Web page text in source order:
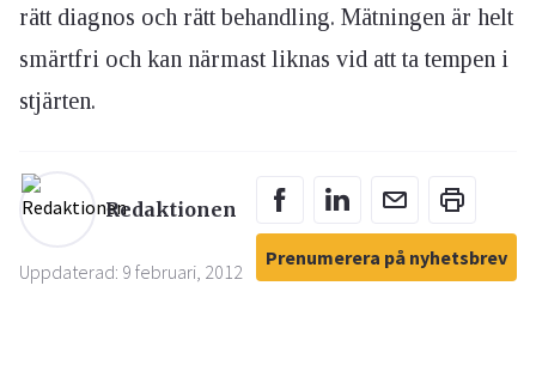
rätt diagnos och rätt behandling. Mätningen är helt
smärtfri och kan närmast liknas vid att ta tempen i
stjärten.
Redaktionen
Uppdaterad: 9 februari, 2012
Prenumerera på nyhetsbrev